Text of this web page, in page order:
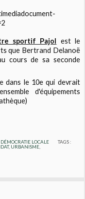
sportif Pajol est le
que Bertrand Delanoë
cours de sa seconde
dans le 10e qui devrait
d'équipements
DÉMOCRATIE LOCALE
TAGS :
, URBANISME